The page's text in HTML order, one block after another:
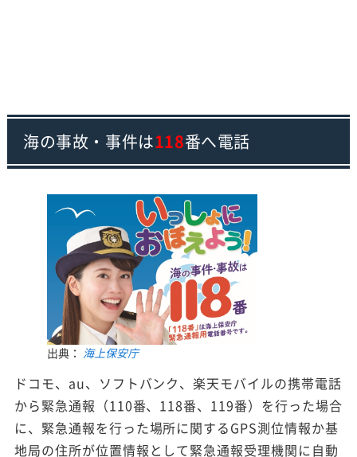
海の事故・事件は118番へ電話
出典： 海上保安庁
ドコモ、au、ソフトバンク、楽天モバイルの携帯電話
から緊急通報（110番、118番、119番）を行った場合
に、緊急通報を行った場所に関するGPS測位情報か基
地局の住所が位置情報として緊急通報受理機関に自動